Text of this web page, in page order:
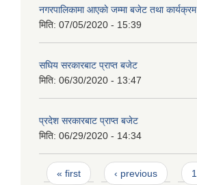
नगरपालिकामा आएकाे जम्मा बजेट तथा कार्यक्रम
मिति: 07/05/2020 - 15:39
सघिय सरकारबाट प्राप्त बजेट
मिति: 06/30/2020 - 13:47
प्रदेश सरकारबाट प्राप्त बजेट
मिति: 06/29/2020 - 14:34
Pages
« first ‹ previous 1